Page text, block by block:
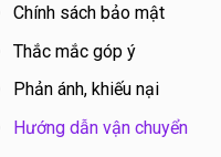
Chính sách bảo mật
Thắc mắc góp ý
Phản ánh, khiếu nại
Hướng dẫn vận chuyển